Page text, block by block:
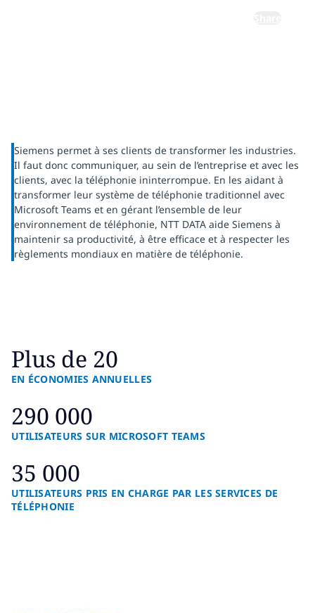
Siemens permet à ses clients de transformer les industries.
Il faut donc communiquer, au sein de l’entreprise et avec les
clients, avec la téléphonie ininterrompue. En les aidant à
transformer leur système de téléphonie traditionnel avec
Microsoft Teams et en gérant l’ensemble de leur
environnement de téléphonie, NTT DATA aide Siemens à
maintenir sa productivité, à être efficace et à respecter les
règlements mondiaux en matière de téléphonie.
Plus de 20
EN ÉCONOMIES ANNUELLES
290 000
UTILISATEURS SUR MICROSOFT TEAMS
35 000
UTILISATEURS PRIS EN CHARGE PAR LES SERVICES DE
TÉLÉPHONIE